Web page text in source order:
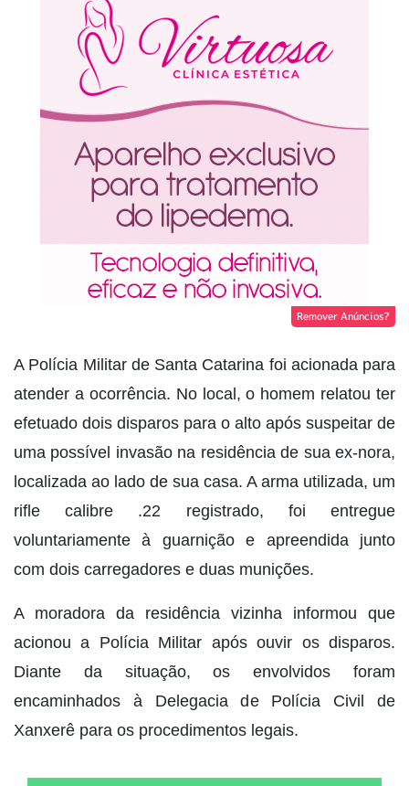
Remover Anúncios?
A Polícia Militar de Santa Catarina foi acionada para
atender a ocorrência. No local, o homem relatou ter
efetuado dois disparos para o alto após suspeitar de
uma possível invasão na residência de sua ex-nora,
localizada ao lado de sua casa. A arma utilizada, um
rifle calibre .22 registrado, foi entregue
voluntariamente à guarnição e apreendida junto
com dois carregadores e duas munições.
A moradora da residência vizinha informou que
acionou a Polícia Militar após ouvir os disparos.
Diante da situação, os envolvidos foram
encaminhados à Delegacia de Polícia Civil de
Xanxerê para os procedimentos legais.